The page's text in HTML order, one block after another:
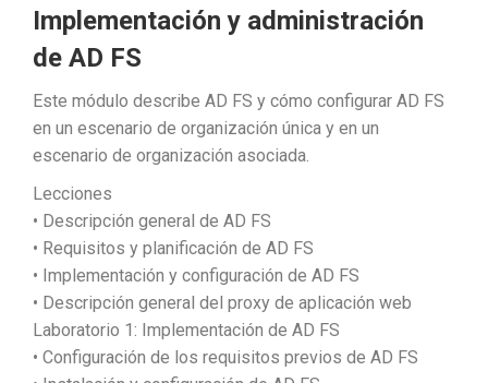
Implementación y administración
de AD FS
Este módulo describe AD FS y cómo configurar AD FS
en un escenario de organización única y en un
escenario de organización asociada.
Lecciones
• Descripción general de AD FS
• Requisitos y planificación de AD FS
• Implementación y configuración de AD FS
• Descripción general del proxy de aplicación web
Laboratorio 1: Implementación de AD FS
• Configuración de los requisitos previos de AD FS